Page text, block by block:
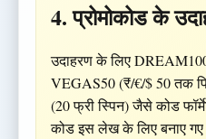
4. प्रोमोकोड के
उदाहरण के लिए
VEGAS50 (₹/€/$ 50 तक
(20 फ्री स्पिन) जैसे कोड
कोड इस लेख के लिए बनाए